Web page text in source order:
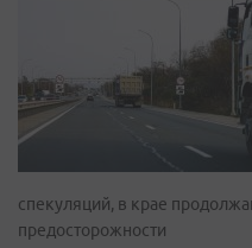
спекуляций, в крае
предосторожности